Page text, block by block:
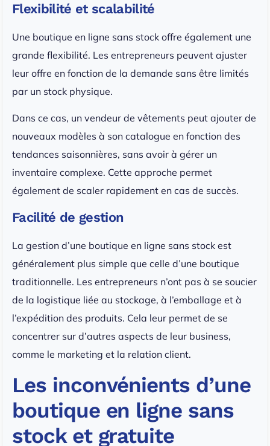
Flexibilité et scalabilité
Une boutique en ligne sans stock offre également une
grande flexibilité. Les entrepreneurs peuvent ajuster
leur offre en fonction de la demande sans être limités
par un stock physique.
Dans ce cas, un vendeur de vêtements peut ajouter de
nouveaux modèles à son catalogue en fonction des
tendances saisonnières, sans avoir à gérer un
inventaire complexe. Cette approche permet
également de scaler rapidement en cas de succès.
Facilité de gestion
La gestion d’une boutique en ligne sans stock est
généralement plus simple que celle d’une boutique
traditionnelle. Les entrepreneurs n’ont pas à se soucier
de la logistique liée au stockage, à l’emballage et à
l’expédition des produits. Cela leur permet de se
concentrer sur d’autres aspects de leur business,
comme le marketing et la relation client.
Les inconvénients d’une
boutique en ligne sans
stock et gratuite